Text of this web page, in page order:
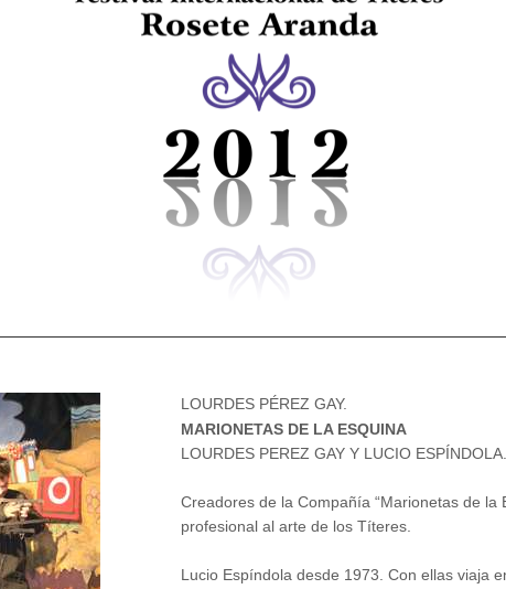
LOURDES PÉREZ GAY.
MARIONETAS DE LA ESQUINA
LOURDES PEREZ GAY Y LUCIO ESPÍNDOLA.
Creadores de la Compañía “Marionetas de la
profesional al arte de los Títeres.
Lucio Espíndola desde 1973. Con ellas viaja